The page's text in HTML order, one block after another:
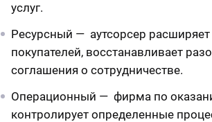
услуг.
Ресурсный — аутсорсер
покупателей, восстанавливает
соглашения о сотрудничестве.
Операционный — фирма по
контролирует определенные